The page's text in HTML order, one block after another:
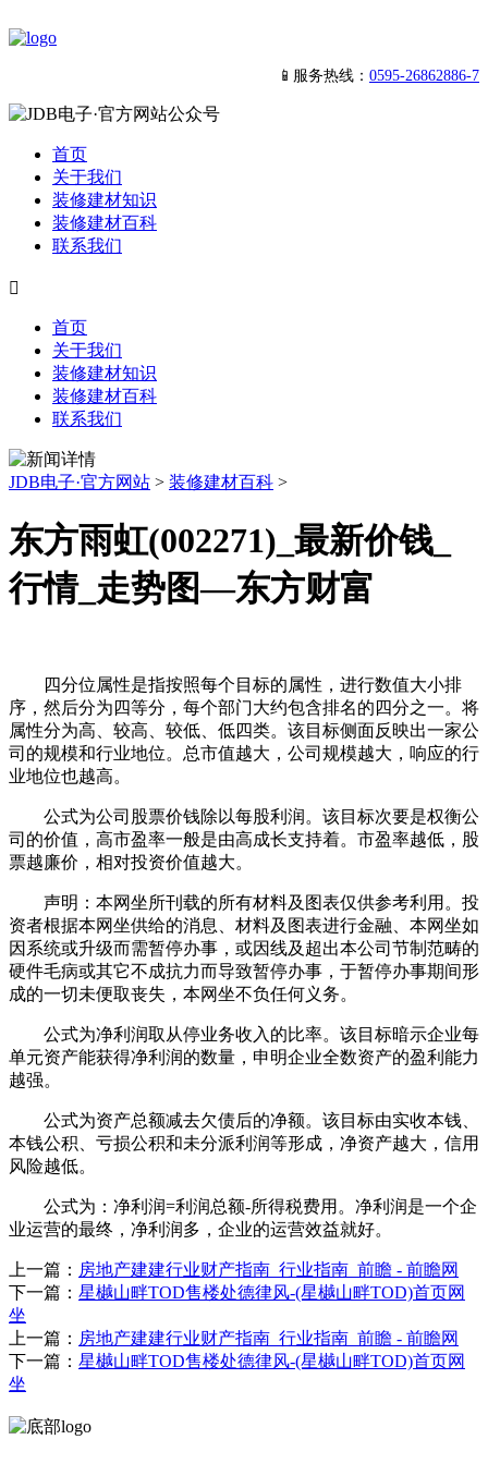
📱服务热线： 0595-26862886-7
首页
关于我们
装修建材知识
装修建材百科
联系我们

首页
关于我们
装修建材知识
装修建材百科
联系我们
JDB电子·官方网站 > 装修建材百科 >
东方雨虹(002271)_最新价钱_
行情_走势图—东方财富
四分位属性是指按照每个目标的属性，进行数值大小排
序，然后分为四等分，每个部门大约包含排名的四分之一。将
属性分为高、较高、较低、低四类。该目标侧面反映出一家公
司的规模和行业地位。总市值越大，公司规模越大，响应的行
业地位也越高。
公式为公司股票价钱除以每股利润。该目标次要是权衡公
司的价值，高市盈率一般是由高成长支持着。市盈率越低，股
票越廉价，相对投资价值越大。
声明：本网坐所刊载的所有材料及图表仅供参考利用。投
资者根据本网坐供给的消息、材料及图表进行金融、本网坐如
因系统或升级而需暂停办事，或因线及超出本公司节制范畴的
硬件毛病或其它不成抗力而导致暂停办事，于暂停办事期间形
成的一切未便取丧失，本网坐不负任何义务。
公式为净利润取从停业务收入的比率。该目标暗示企业每
单元资产能获得净利润的数量，申明企业全数资产的盈利能力
越强。
公式为资产总额减去欠债后的净额。该目标由实收本钱、
本钱公积、亏损公积和未分派利润等形成，净资产越大，信用
风险越低。
公式为：净利润=利润总额-所得税费用。净利润是一个企
业运营的最终，净利润多，企业的运营效益就好。
上一篇： 房地产建建行业财产指南_行业指南_前瞻 - 前瞻网
下一篇： 星樾山畔TOD售楼处德律风-(星樾山畔TOD)首页网
坐
上一篇： 房地产建建行业财产指南_行业指南_前瞻 - 前瞻网
下一篇： 星樾山畔TOD售楼处德律风-(星樾山畔TOD)首页网
坐